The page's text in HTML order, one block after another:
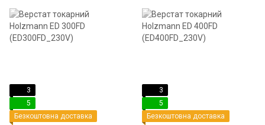
3
5
Безкоштовна доставка
3
5
Безкоштовна доставка